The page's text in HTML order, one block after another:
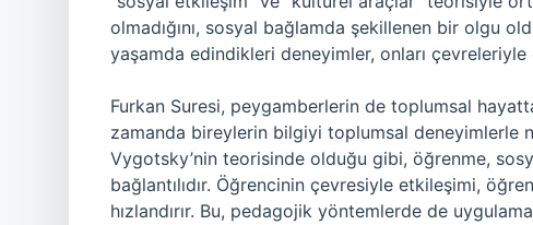
olmadığını, sosyal bağlamda şekillenen bir olgu
yaşamda edindikleri deneyimler, onları
Furkan Suresi, peygamberlerin de toplumsal
zamanda bireylerin bilgiyi toplumsal deneyimlerle
Vygotsky’nin teorisinde olduğu gibi, öğrenme,
bağlantılıdır. Öğrencinin çevresiyle etkileşimi,
hızlandırır. Bu, pedagojik yöntemlerde de